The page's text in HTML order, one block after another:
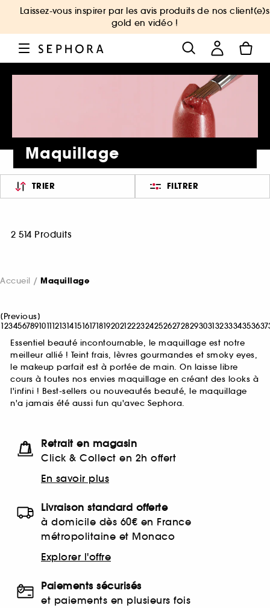
Laissez-vous inspirer par les avis produits de nos client(e)s
gold en vidéo !
Maquillage
TRIER FILTRER
2 514 Produits
Accueil Maquillage
[Previous]
12345678910111213141516171819202122232425262728293031323334353637
Essentiel beauté incontournable, le maquillage est notre
meilleur allié ! Teint frais, lèvres gourmandes et smoky eyes,
le makeup parfait est à portée de main. On laisse libre
cours à toutes nos envies maquillage en créant des looks à
l'infini ! Best-sellers ou nouveautés beauté, le maquillage
n'a jamais été aussi fun qu'avec Sephora.
Retrait en magasin
Click & Collect en 2h offert
En savoir plus
Livraison standard offerte
à domicile dès 60€ en France
métropolitaine et Monaco
Explorer l'offre
Paiements sécurisés
et paiements en plusieurs fois